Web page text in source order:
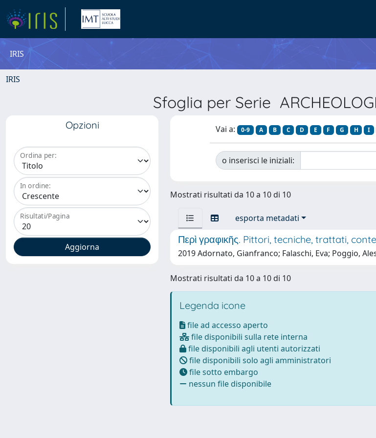
IRIS
IRIS
Sfoglia per Serie
Opzioni
Ordina per:
In ordine:
Risultati/Pagina
Vai a: 0-9 A B C D E F G H I
o inserisci le iniziali:
Mostrati risultati da 10 a 10 di 10
esporta metadati
Περὶ γραφικῆς. Pittori, tecniche, trattati,
2019 Adornato, Gianfranco; Falaschi, Eva; Poggio,
Mostrati risultati da 10 a 10 di 10
Legenda icone
file ad accesso aperto
file disponibili sulla rete interna
file disponibili agli utenti autorizzati
file disponibili solo agli amministratori
file sotto embargo
nessun file disponibile